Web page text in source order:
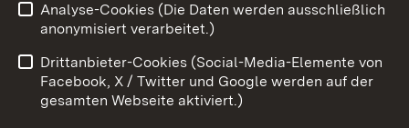
Benutzungshinweise
Barrierefreiheit
Datenschutz
Cookies
Analyse-Cookies (Die Daten werden ausschließlich
anonymisiert verarbeitet.)
Drittanbieter-Cookies (Social-Media-Elemente von
Facebook, X / Twitter und Google werden auf der
gesamten Webseite aktiviert.)